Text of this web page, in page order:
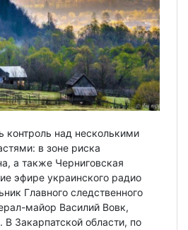
контроль над несколькими
в зоне риска
а также Черниговская
эфире украинского радио
Главного следственного
майор Василий Вовк,
Закарпатской области, по